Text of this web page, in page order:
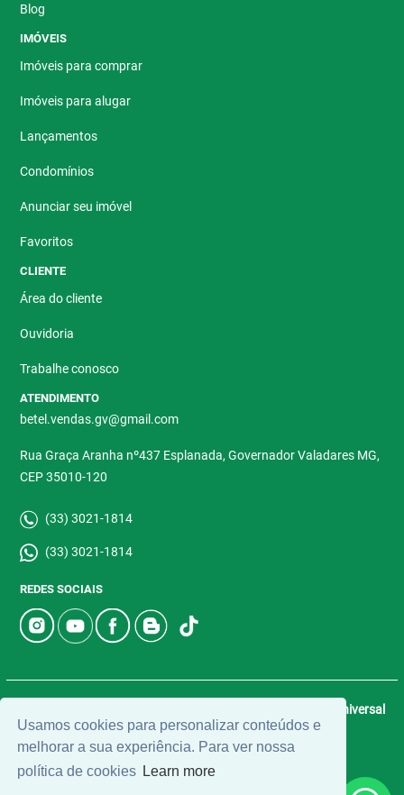
Usamos cookies para personalizar conteúdos e
melhorar a sua experiência. Para ver nossa
política de cookies Learn more
Blog
IMÓVEIS
Imóveis para comprar
Imóveis para alugar
Lançamentos
Condomínios
Anunciar seu imóvel
Favoritos
CLIENTE
Área do cliente
Ouvidoria
Trabalhe conosco
ATENDIMENTO
betel.vendas.gv@gmail.com
Rua Graça Aranha nº437 Esplanada, Governador Valadares MG,
CEP 35010-120
(33) 3021-1814
(33) 3021-1814
REDES SOCIAIS
Universal
Software.